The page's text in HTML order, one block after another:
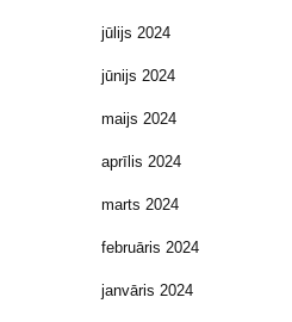
jūlijs 2024
jūnijs 2024
maijs 2024
aprīlis 2024
marts 2024
februāris 2024
janvāris 2024